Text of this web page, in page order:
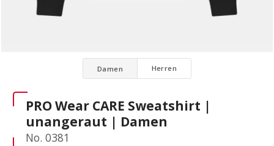
Damen Herren
PRO Wear CARE Sweatshirt |
unangeraut | Damen
No. 0381